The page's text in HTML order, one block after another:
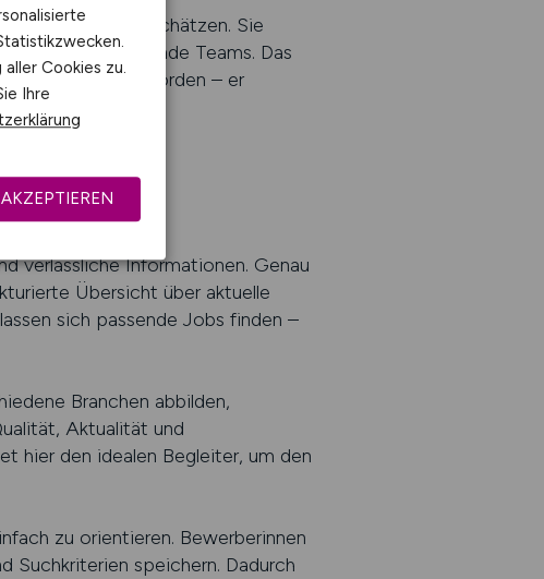
zu schätzen. Sie
in bestehende Teams. Das
offener geworden – er
wagen wollen.
verlässliche Informationen. Genau
Übersicht über aktuelle
sich passende Jobs finden –
Branchen abbilden,
Aktualität und
hier den idealen Begleiter, um den
zu orientieren. Bewerberinnen
Suchkriterien speichern. Dadurch
Cookies zu.
Ihre